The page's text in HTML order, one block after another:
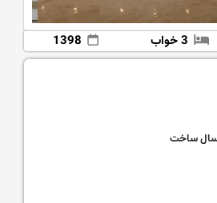
3 خواب 1398